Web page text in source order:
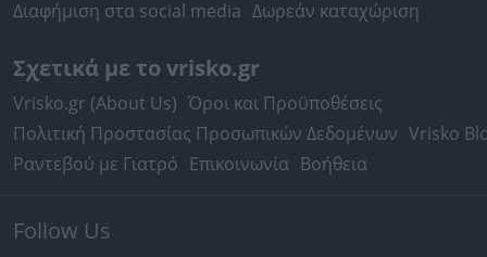
Διαφήμιση στα social media Δωρεάν καταχώριση
Σχετικά με το vrisko.gr
Vrisko.gr (About Us) Όροι και Προϋποθέσεις
Πολιτική Προστασίας Προσωπικών Δεδομένων Vrisko
Ραντεβού με Γιατρό Επικοινωνία Βοήθεια
Follow Us